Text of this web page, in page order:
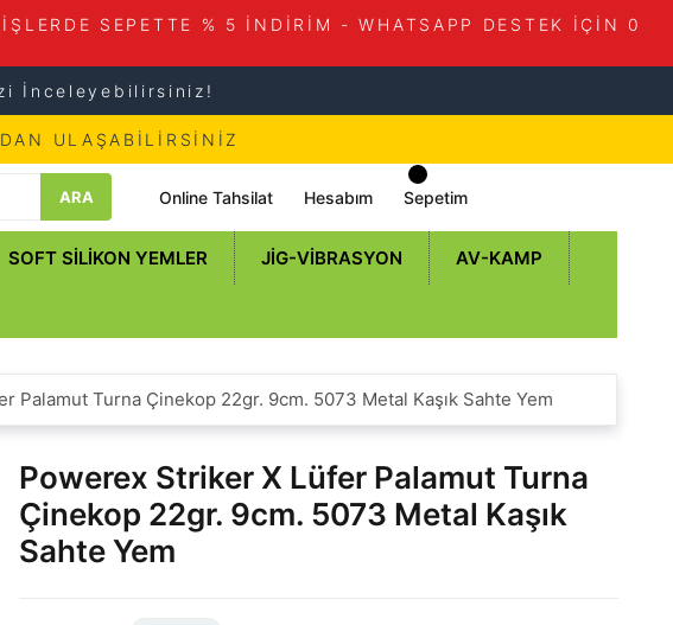
SEPETTE % 5 İNDİRİM - WHATSAPP DESTEK İÇİN 0
İnceleyebilirsiniz!
ULAŞABİLİRSİNİZ
ARA Online Tahsilat Hesabım Sepetim
SOFT SILIKON YEMLER JIG-VIBRASYON AV-KAMP
Palamut Turna Çinekop 22gr. 9cm. 5073 Metal Kaşık Sahte Yem
Powerex Striker X Lüfer Palamut Turna
Çinekop 22gr. 9cm. 5073 Metal Kaşık
Sahte Yem